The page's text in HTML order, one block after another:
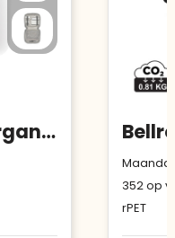
VINGA Baltimore Organizer
352op
rPET